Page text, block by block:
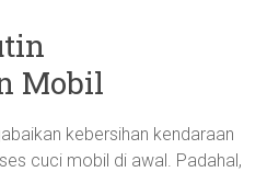
Mobil
kebersihan kendaraan
cuci mobil di awal. Padahal,